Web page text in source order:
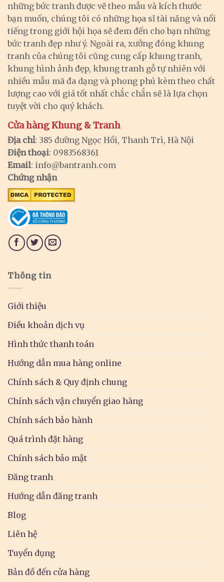
những bức tranh được vẽ theo mẫu và kích thước
bạn muốn, chúng tôi có những họa sĩ tài năng và nổi
tiếng trong giới hội họa sẽ đem đến cho bạn những
bức tranh đẹp như ý. Ngoài ra, xưởng đóng khung
tranh của chúng tôi cũng cung cấp khung tranh,
khung hình ảnh đẹp, khung tranh gỗ tự nhiên với
nhiều mẫu mã đa dạng và phong phú kèm theo chất
lượng cao với giá tốt nhất chắc chắn sẽ là lựa chọn
tuyệt vời cho quý khách.
Cửa hàng Khung & Tranh
Địa chỉ: 385 đường Ngọc Hồi, Thanh Trì, Hà Nội
Điện thoại: 0983568361
Email: info@bantranh.com
Chứng nhận
Thông tin
Giới thiệu
Điều khoản dịch vụ
Hình thức thanh toán
Hướng dẫn mua hàng online
Chính sách & Quy định chung
Chính sách vận chuyển giao hàng
Chính sách bảo hành
Quá trình đặt hàng
Chính sách bảo mật
Đăng tranh
Hướng dẫn đăng tranh
Blog
Liên hệ
Tuyển dụng
Bản đồ đến cửa hàng